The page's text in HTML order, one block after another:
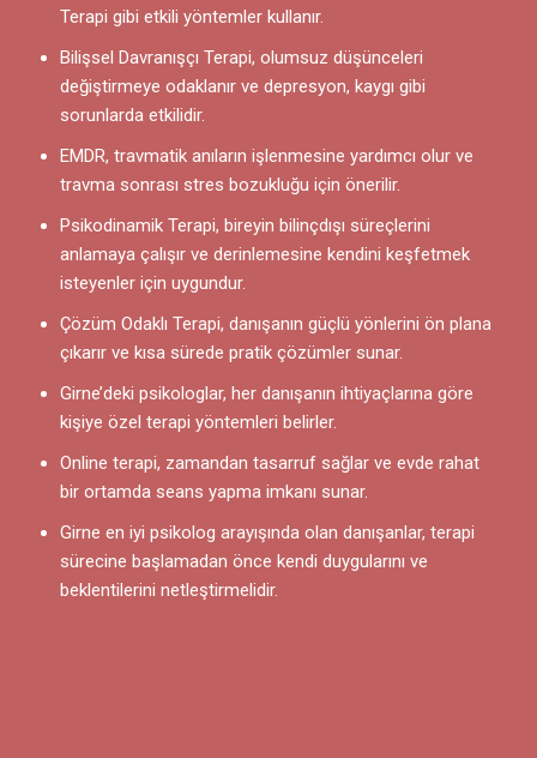
Terapi gibi etkili yöntemler kullanır.
Bilişsel Davranışçı Terapi, olumsuz düşünceleri
değiştirmeye odaklanır ve depresyon, kaygı gibi
sorunlarda etkilidir.
EMDR, travmatik anıların işlenmesine yardımcı olur ve
travma sonrası stres bozukluğu için önerilir.
Psikodinamik Terapi, bireyin bilinçdışı süreçlerini
anlamaya çalışır ve derinlemesine kendini keşfetmek
isteyenler için uygundur.
Çözüm Odaklı Terapi, danışanın güçlü yönlerini ön plana
çıkarır ve kısa sürede pratik çözümler sunar.
Girne’deki psikologlar, her danışanın ihtiyaçlarına göre
kişiye özel terapi yöntemleri belirler.
Online terapi, zamandan tasarruf sağlar ve evde rahat
bir ortamda seans yapma imkanı sunar.
Girne en iyi psikolog arayışında olan danışanlar, terapi
sürecine başlamadan önce kendi duygularını ve
beklentilerini netleştirmelidir.